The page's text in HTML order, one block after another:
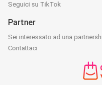
Seguici su TikTok
Partner
Sei interessato ad una
Contattaci